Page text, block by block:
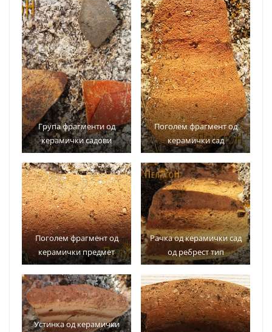
Група фрагменти од
керамички садови
Поголем фрагмент од
керамички сад
Поголем фрагмент од
керамички предмет
Рачка од керамички сад
од ребрест тип
Устинка од керамички